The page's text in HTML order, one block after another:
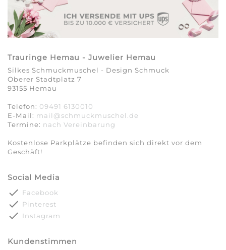
Trauringe Hemau - Juwelier Hemau
Silkes Schmuckmuschel - Design Schmuck
Oberer Stadtplatz 7
93155 Hemau
Telefon: 09491 6130010
E-Mail: mail@schmuckmuschel.de
Termine: nach Vereinbarung​​​​​​​
Kostenlose Parkplätze befinden sich direkt vor dem
Geschäft!
Social Media
done Facebook
done Pinterest
done Instagram
Kundenstimmen